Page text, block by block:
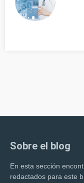
Sobre el blog
En esta sección
redactados para este